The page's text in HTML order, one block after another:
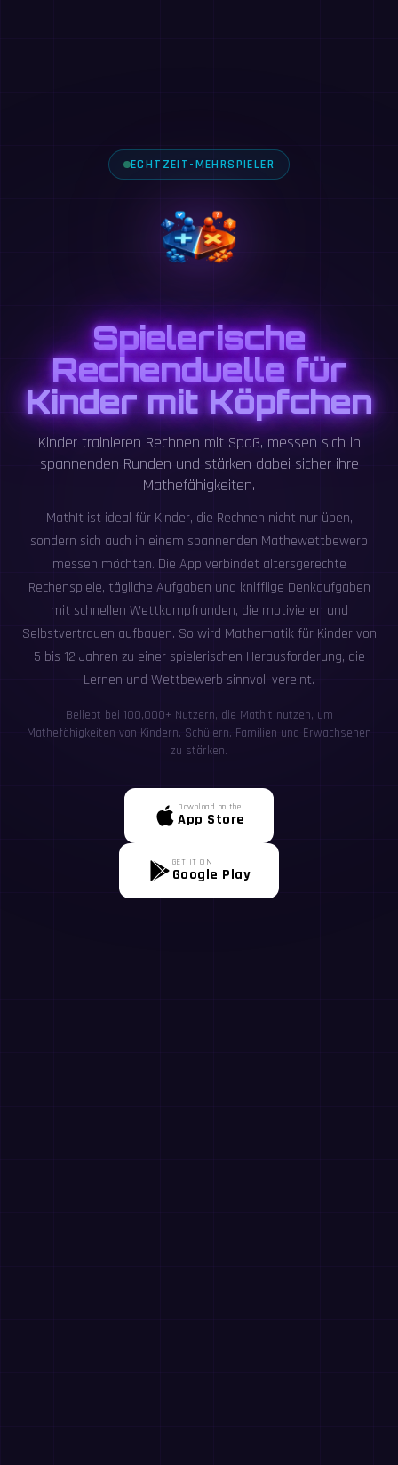
ECHTZEIT-MEHRSPIELER
Spielerische
Rechenduelle für
Kinder mit Köpfchen
Kinder trainieren Rechnen mit Spaß, messen sich in
spannenden Runden und stärken dabei sicher ihre
Mathefähigkeiten.
MathIt ist ideal für Kinder, die Rechnen nicht nur üben,
sondern sich auch in einem spannenden Mathewettbewerb
messen möchten. Die App verbindet altersgerechte
Rechenspiele, tägliche Aufgaben und knifflige Denkaufgaben
mit schnellen Wettkampfrunden, die motivieren und
Selbstvertrauen aufbauen. So wird Mathematik für Kinder von
5 bis 12 Jahren zu einer spielerischen Herausforderung, die
Lernen und Wettbewerb sinnvoll vereint.
Beliebt bei 100,000+ Nutzern, die MathIt nutzen, um
Mathefähigkeiten von Kindern, Schülern, Familien und Erwachsenen
zu stärken.
Download on the
App Store
GET IT ON
Google Play